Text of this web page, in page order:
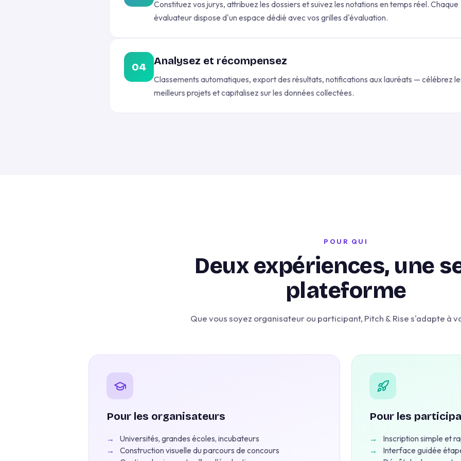
Constituez vos jurys, attribuez les dossiers et suivez les notations en temps réel. Chaque
évaluateur dispose d'un espace dédié avec vos grilles d'évaluation.
04 Analysez et récompensez
Classements automatiques, export des résultats, notifications aux lauréats — célébrez
meilleurs projets et capitalisez sur les données collectées.
POUR QUI
Deux expériences, une
plateforme
Que vous soyez organisateur ou participant, Pitch & Rise s'adapte à
Pour les organisateurs
→
Universités, grandes écoles, incubateurs
→
Construction visuelle du parcours de concours
Pour les
→
Inscription simple et
→
Interface guidée